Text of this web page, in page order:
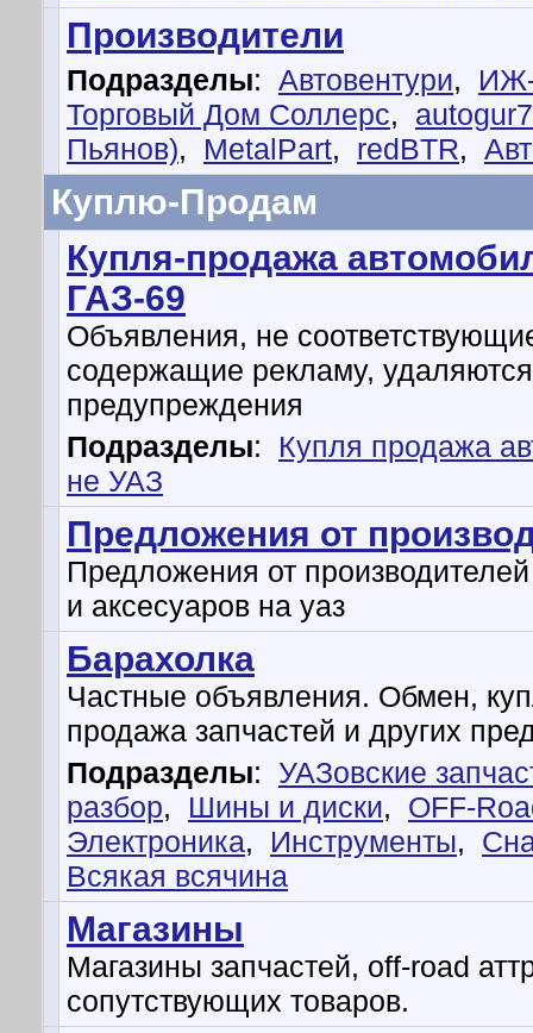
Производители
Подразделы: Автовентури,
Торговый Дом Соллерс,
Пьянов), MetalPart, redBTR,
Куплю-Продам
Купля-продажа
ГАЗ-69
Объявления, не
содержащие рекламу,
предупреждения
Подразделы:
Купля продажа
не УАЗ
Предложения от
Предложения от
и аксесуаров на уаз
Барахолка
Частные объявления. Обмен,
продажа запчастей и других
Подразделы:
УАЗовские
разбор, Шины и диски,
OFF-
Электроника, Инструменты,
Всякая всячина
Магазины
Магазины запчастей, off-road
сопутствующих товаров.